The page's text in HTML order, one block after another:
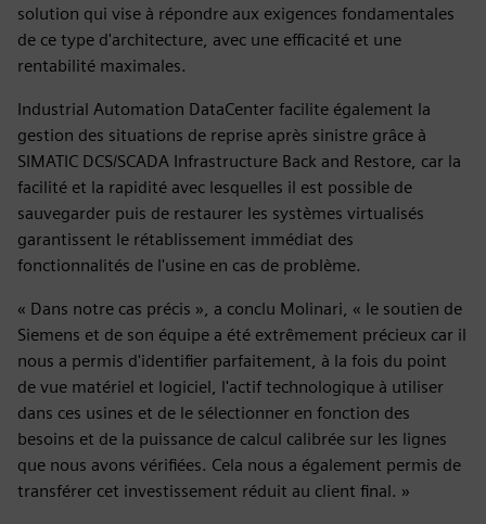
solution qui vise à répondre aux exigences fondamentales
de ce type d'architecture, avec une efficacité et une
rentabilité maximales.
Industrial Automation DataCenter facilite également la
gestion des situations de reprise après sinistre grâce à
SIMATIC DCS/SCADA Infrastructure Back and Restore, car la
facilité et la rapidité avec lesquelles il est possible de
sauvegarder puis de restaurer les systèmes virtualisés
garantissent le rétablissement immédiat des
fonctionnalités de l'usine en cas de problème.
« Dans notre cas précis », a conclu Molinari, « le soutien de
Siemens et de son équipe a été extrêmement précieux car il
nous a permis d'identifier parfaitement, à la fois du point
de vue matériel et logiciel, l'actif technologique à utiliser
dans ces usines et de le sélectionner en fonction des
besoins et de la puissance de calcul calibrée sur les lignes
que nous avons vérifiées. Cela nous a également permis de
transférer cet investissement réduit au client final. »